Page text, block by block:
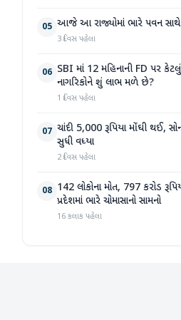
05 આજે આ રાજ્યોમાં ભારે પવન સાથે
3 દિવસ પહેલા
06 SBI માં 12 મહિનાની FD પર
નાગરિકોને શું લાભ મળે છે?
1 દિવસ પહેલા
07 ચાંદી 5,000 રૂપિયા મોંઘી થઈ,
સુધી વધ્યા
2 દિવસ પહેલા
08 142 લોકોના મોત, 797 કરોડ
પ્રદેશમાં ભારે ચોમાસાનો સામનો
16 કલાક પહેલા